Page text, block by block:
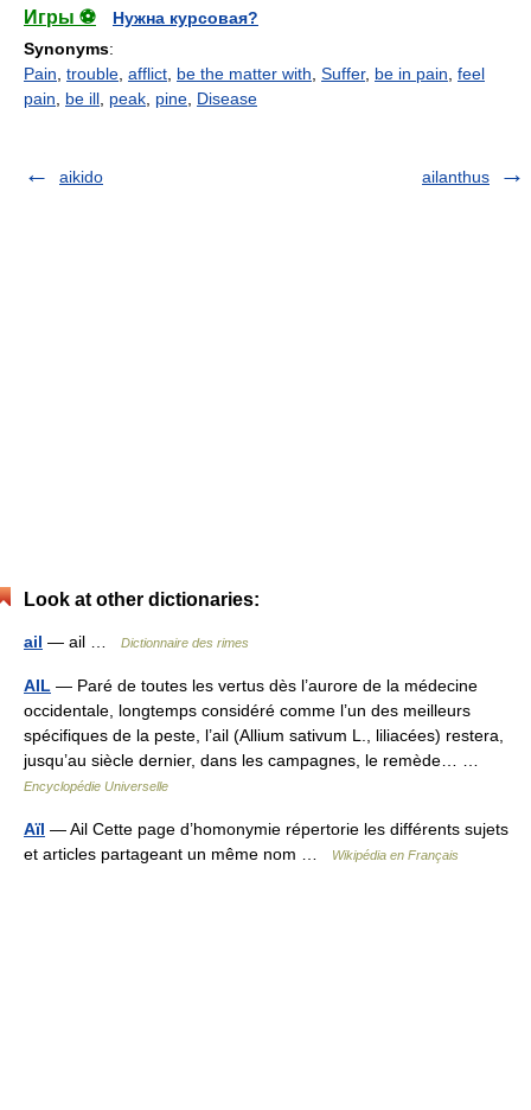
Игры ⚽
Нужна курсовая?
Synonyms:
Pain trouble afflict be the matter with Suffer, be in pain feel
pain
be ill peak pine Disease
aikido ailanthus
Look at other dictionaries:
ail — ail … Dictionnaire des rimes
AIL — Paré de toutes les vertus dès l’aurore de la médecine
occidentale, longtemps considéré comme l’un des meilleurs
spécifiques de la peste, l’ail (Allium sativum L., liliacées) restera,
jusqu’au siècle dernier, dans les campagnes, le remède… …
Encyclopédie Universelle
Aïl — Ail Cette page d’homonymie répertorie les différents sujets
et articles partageant un même nom …
Wikipédia en Français